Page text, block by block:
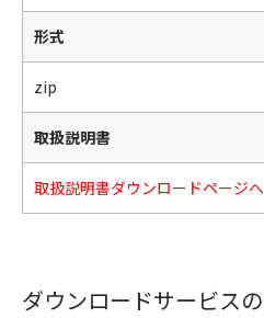
形式
zip
取扱説明書
取扱説明書ダウンロードページへ
ダウンロードサービス